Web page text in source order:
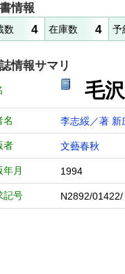
情報
数 4 在庫数 4 予
情報サマリ
毛
名 李志綏／著 新
者 文藝春秋
年月 1994
記号 N2892/01422/